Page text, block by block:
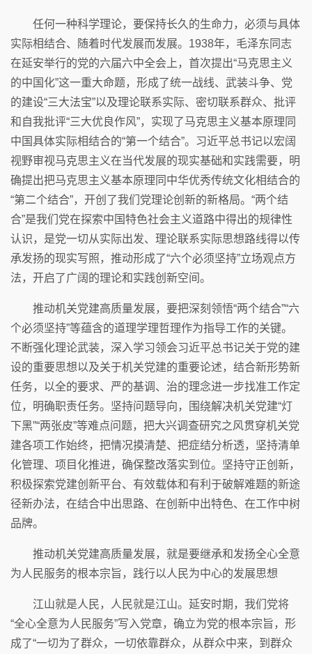
任何一种科学理论，要保持长久的生命力，必须与具体
实际相结合、随着时代发展而发展。1938年，毛泽东同志
在延安举行的党的六届六中全会上，首次提出“马克思主义
的中国化”这一重大命题，形成了统一战线、武装斗争、党
的建设“三大法宝”以及理论联系实际、密切联系群众、批评
和自我批评“三大优良作风”，实现了马克思主义基本原理同
中国具体实际相结合的“第一个结合”。习近平总书记以宏阔
视野审视马克思主义在当代发展的现实基础和实践需要，明
确提出把马克思主义基本原理同中华优秀传统文化相结合的
“第二个结合”，开创了我们党理论创新的新格局。“两个结
合”是我们党在探索中国特色社会主义道路中得出的规律性
认识，是党一切从实际出发、理论联系实际思想路线得以传
承发扬的现实写照，推动形成了“六个必须坚持”立场观点方
法，开启了广阔的理论和实践创新空间。
推动机关党建高质量发展，要把深刻领悟“两个结合”“六
个必须坚持”等蕴含的道理学理哲理作为指导工作的关键。
不断强化理论武装，深入学习领会习近平总书记关于党的建
设的重要思想以及关于机关党建的重要论述，结合新形势新
任务，以全的要求、严的基调、治的理念进一步找准工作定
位，明确职责任务。坚持问题导向，围绕解决机关党建“灯
下黑”“两张皮”等难点问题，把大兴调查研究之风贯穿机关党
建各项工作始终，把情况摸清楚、把症结分析透，坚持清单
化管理、项目化推进，确保整改落实到位。坚持守正创新，
积极探索党建创新平台、有效载体和有利于破解难题的新途
径新办法，在结合中出思路、在创新中出特色、在工作中树
品牌。
推动机关党建高质量发展，就是要继承和发扬全心全意
为人民服务的根本宗旨，践行以人民为中心的发展思想
江山就是人民，人民就是江山。延安时期，我们党将
“全心全意为人民服务”写入党章，确立为党的根本宗旨，形
成了“一切为了群众，一切依靠群众，从群众中来，到群众